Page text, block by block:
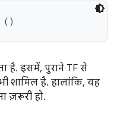
()
है. इसमें, पुराने TF से
शामिल है. हालांकि, यह
ज़रूरी हो.